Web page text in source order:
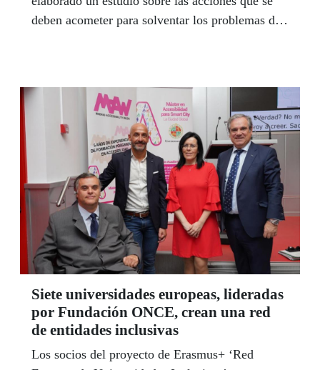
deben acometer para solventar los problemas de
Siete universidades europeas, lideradas
por Fundación ONCE, crean una red
de entidades inclusivas
Los socios del proyecto de Erasmus+ ‘Red